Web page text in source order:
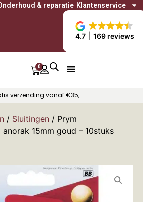
4.7 169 reviews
& reparatie Klantenservice
0
verzending vanaf €35,-
/ Sluitingen / Prym
15mm goud – 10stuks